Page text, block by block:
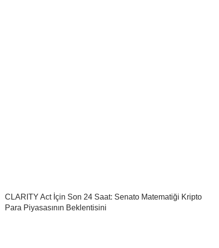
CLARITY Act İçin Son 24 Saat: Senato Matematiği Kripto
Para Piyasasının Beklentisini